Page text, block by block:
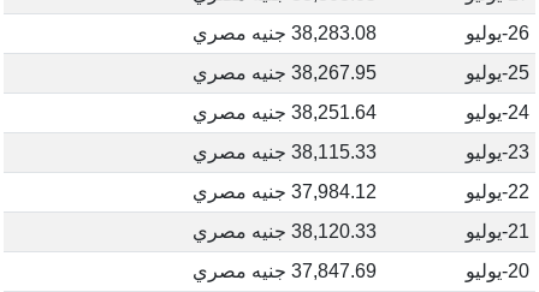
26-يوليو
38,283.08 جنيه مصري
25-يوليو
38,267.95 جنيه مصري
24-يوليو
38,251.64 جنيه مصري
23-يوليو
38,115.33 جنيه مصري
22-يوليو
37,984.12 جنيه مصري
21-يوليو
38,120.33 جنيه مصري
20-يوليو
37,847.69 جنيه مصري